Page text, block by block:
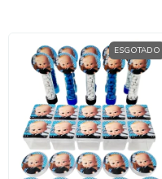
ESGOTADO